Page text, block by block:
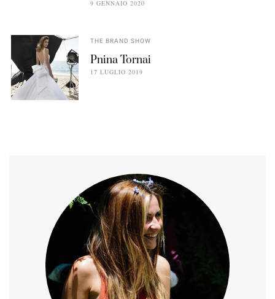
9 GENNAIO 2020
THE BRAND SHOW
Pnina Tornai
17 LUGLIO 2019